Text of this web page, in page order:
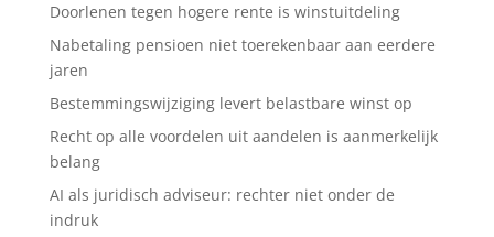
Doorlenen tegen hogere rente is winstuitdeling
Nabetaling pensioen niet toerekenbaar aan eerdere
jaren
Bestemmingswijziging levert belastbare winst op
Recht op alle voordelen uit aandelen is aanmerkelijk
belang
AI als juridisch adviseur: rechter niet onder de
indruk